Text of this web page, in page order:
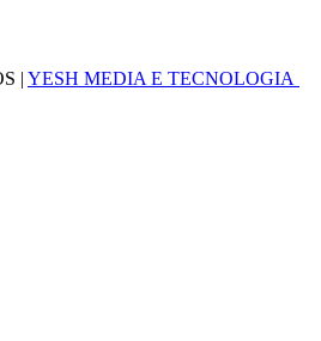
| YESH MEDIA E TECNOLOGIA